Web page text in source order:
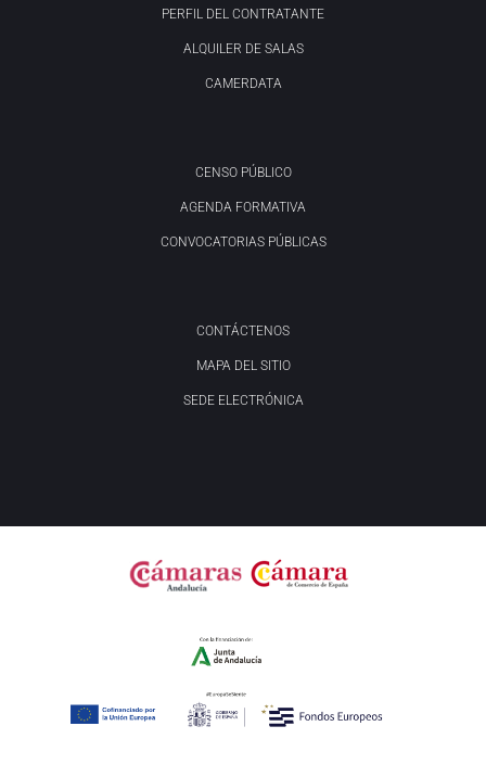
PERFIL DEL CONTRATANTE
ALQUILER DE SALAS
CAMERDATA
CENSO PÚBLICO
AGENDA FORMATIVA
CONVOCATORIAS PÚBLICAS
CONTÁCTENOS
MAPA DEL SITIO
SEDE ELECTRÓNICA